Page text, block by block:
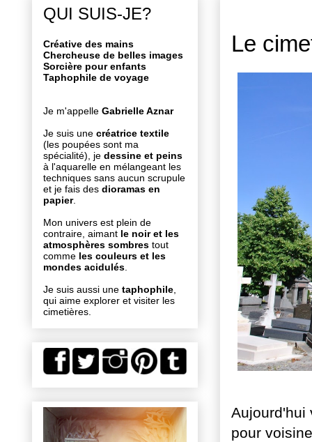
Le
Aujourd'hui
pour
QUI SUIS-JE?
Créative des mains
Chercheuse de belles images
Sorcière pour enfants
Taphophile de voyage
Je m'appelle Gabrielle Aznar
Je suis une créatrice textile
(les poupées sont ma
spécialité), je dessine et peins
à l'aquarelle en mélangeant les
techniques sans aucun scrupule
et je fais des dioramas en
papier.
Mon univers est plein de
contraire, aimant le noir et les
atmosphères sombres tout
comme les couleurs et les
mondes acidulés
Je suis aussi une taphophile
qui aime explorer et visiter les
cimetières.